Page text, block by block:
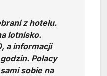
z hotelu.
lotnisko.
a informacji
Polacy
sobie na